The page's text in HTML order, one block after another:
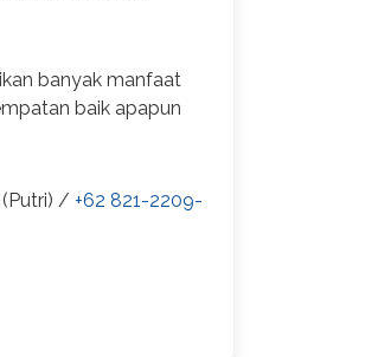
banyak manfaat
baik apapun
(Putri) / +62 821-2209-